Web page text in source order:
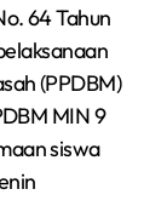
64 Tahun
(PPDBM)
MIN 9
siswa